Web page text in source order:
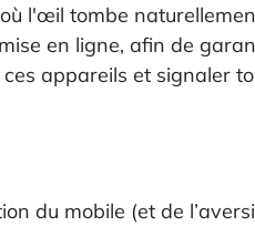
l'œil tombe
en ligne, afin de
appareils et signaler
du mobile (et de